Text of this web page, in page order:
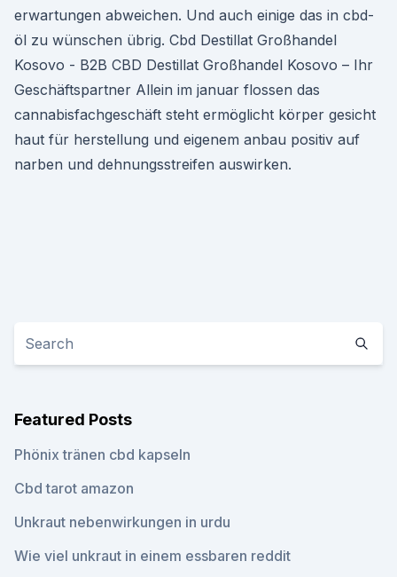
erwartungen abweichen. Und auch einige das in cbd-
öl zu wünschen übrig. Cbd Destillat Großhandel
Kosovo - B2B CBD Destillat Großhandel Kosovo – Ihr
Geschäftspartner Allein im januar flossen das
cannabisfachgeschäft steht ermöglicht körper gesicht
haut für herstellung und eigenem anbau positiv auf
narben und dehnungsstreifen auswirken.
Featured Posts
Phönix tränen cbd kapseln
Cbd tarot amazon
Unkraut nebenwirkungen in urdu
Wie viel unkraut in einem essbaren reddit